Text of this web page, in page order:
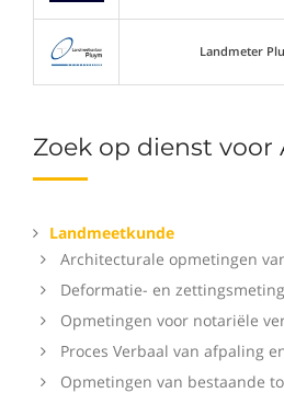
Zoek op dienst voor
Landmeetkunde
Architecturale opmetingen
Deformatie- en
Opmetingen voor notariële
Proces Verbaal van afpaling
Opmetingen van bestaande
Landmeter